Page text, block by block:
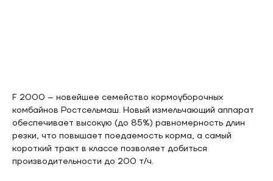
F 2000 – новейшее семейство кормоуборочных
комбайнов Ростсельмаш. Новый измельчающий аппарат
обеспечивает высокую (до 85%) равномерность длин
резки, что повышает поедаемость корма, а самый
короткий тракт в классе позволяет добиться
производительности до 200 т/ч.